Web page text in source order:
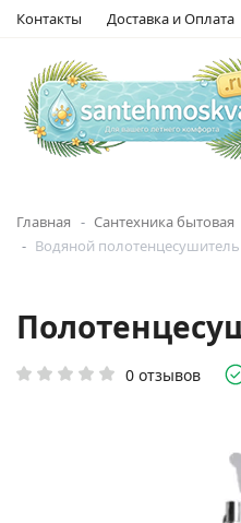
Контакты Доставка и Оплата
Главная Сантехника бытовая
Водяной
0 отзывов